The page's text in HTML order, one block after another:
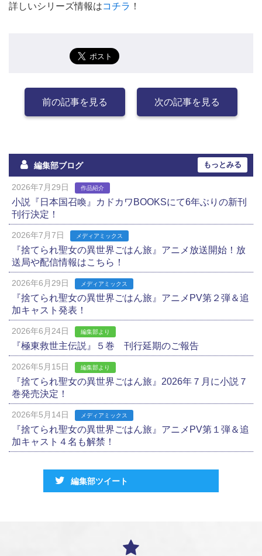
詳しいシリーズ情報はコチラ ！
前の記事を見る 次の記事を見る
編集部ブログ もっとみる
2026年7月29日 作品紹介
小説『日本国召喚』カドカワBOOKSにて6年ぶりの新刊
刊行決定！
2026年7月7日 メディアミックス
『捨てられ聖女の異世界ごはん旅』アニメ放送開始！放
送局や配信情報はこちら！
2026年6月29日 メディアミックス
『捨てられ聖女の異世界ごはん旅』アニメPV第２弾＆追
加キャスト発表！
2026年6月24日 編集部より
『極東救世主伝説』５巻 刊行延期のご報告
2026年5月15日 編集部より
『捨てられ聖女の異世界ごはん旅』2026年７月に小説７
巻発売決定！
2026年5月14日 メディアミックス
『捨てられ聖女の異世界ごはん旅』アニメPV第１弾＆追
加キャスト４名も解禁！
編集部ツイート